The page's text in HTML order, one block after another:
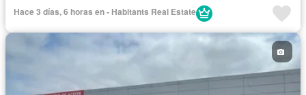
Hace 3 días, 6 horas en - Habitants Real Estate